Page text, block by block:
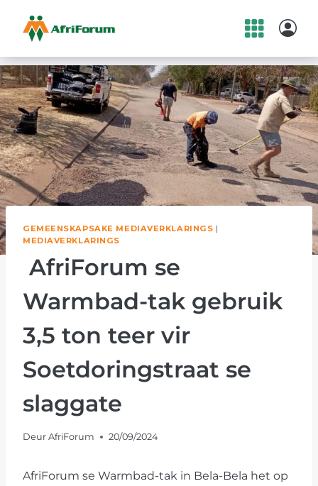
to
content
GEMEENSKAPSAKE MEDIAVERKLARINGS |
MEDIAVERKLARINGS
AfriForum se
Warmbad-tak gebruik
3,5 ton teer vir
Soetdoringstraat se
slaggate
Deur AfriForum 20/09/2024
AfriForum se Warmbad-tak in Bela-Bela het op